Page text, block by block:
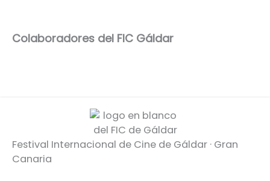
Colaboradores del FIC Gáldar
Festival Internacional de Cine de Gáldar · Gran
Canaria